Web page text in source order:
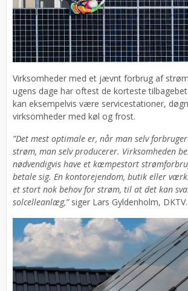
Virksomheder med et jævnt forbrug af
ugens dage har oftest de korteste
kan eksempelvis være servicestationer,
virksomheder med køl og frost.
”Det mest optimale er, når man selv
strøm, man selv producerer. Virksomheden
nødvendigvis have et kæmpestort
betale sig. En kontorejendom, butik eller
et stort nok behov for strøm, til at det kan
solcelleanlæg,”siger Lars Gyldenholm, DKTV.